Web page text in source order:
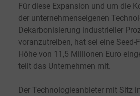
Für diese Expansion und um die
der unternehmenseigenen
Dekarbonisierung industrieller
voranzutreiben, hat sei eine Seed-
Höhe von 11,5 Millionen Euro
teilt das Unternehmen mit.
Der Technologieanbieter mit Sitz